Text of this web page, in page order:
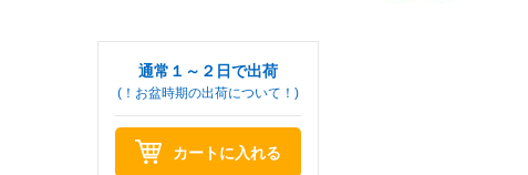
通常１～２日で出荷
(！お盆時期の出荷について！)
カートに入れる